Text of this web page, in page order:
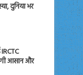
दुनिया भर
आसान और